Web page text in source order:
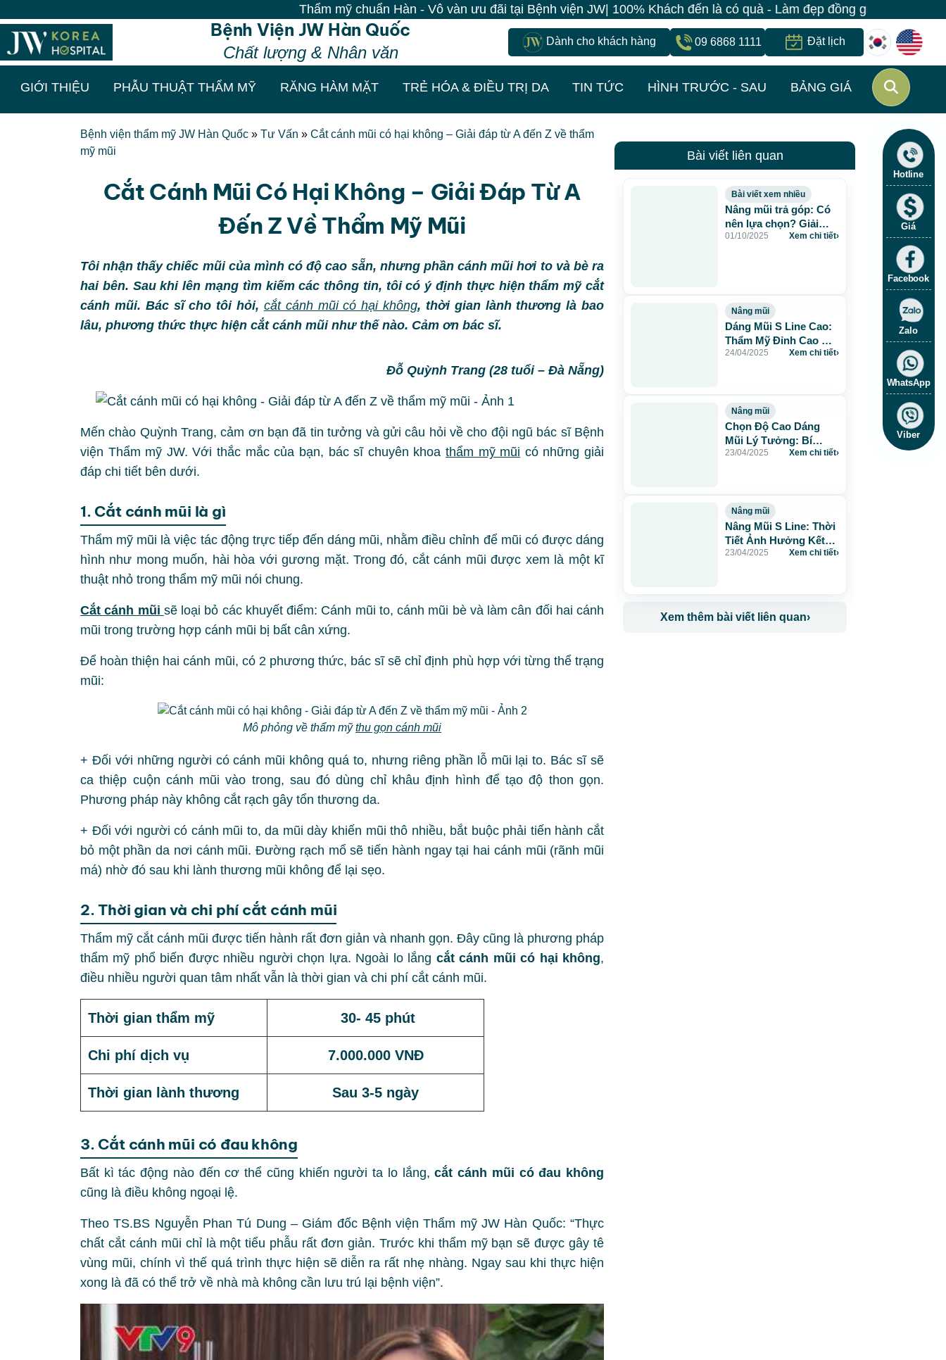
Thẩm mỹ chuẩn Hàn - Vô vàn ưu đãi tại Bệnh viện JW| 100% Khách đến là có quà - Làm đẹp đồng giá chỉ 499K - Đăng ký giữ suất
Bệnh Viện JW Hàn Quốc
Chất lượng & Nhân văn
Dành cho khách hàng 09 6868 1111 Đặt lịch
GIỚI THIỆU PHẪU THUẬT THẨM MỸ RĂNG HÀM MẶT TRẺ HÓA & ĐIỀU TRỊ DA TIN TỨC HÌNH TRƯỚC - SAU BẢNG GIÁ
Bệnh viện thẩm mỹ JW Hàn Quốc » Tư Vấn » Cắt cánh mũi có hại không – Giải đáp từ A đến Z về thẩm
mỹ mũi
Cắt Cánh Mũi Có Hại Không – Giải Đáp Từ A
Đến Z Về Thẩm Mỹ Mũi
Tôi nhận thấy chiếc mũi của mình có độ cao sẵn, nhưng phần cánh mũi hơi to và bè ra
hai bên. Sau khi lên mạng tìm kiếm các thông tin, tôi có ý định thực hiện thẩm mỹ cắt
cánh mũi. Bác sĩ cho tôi hỏi, cắt cánh mũi có hại không, thời gian lành thương là bao
lâu, phương thức thực hiện cắt cánh mũi như thế nào. Cảm ơn bác sĩ.
Đỗ Quỳnh Trang (28 tuổi – Đà Nẵng)
Mến chào Quỳnh Trang, cảm ơn bạn đã tin tưởng và gửi câu hỏi về cho đội ngũ bác sĩ Bệnh
viện Thẩm mỹ JW. Với thắc mắc của bạn, bác sĩ chuyên khoa thẩm mỹ mũi có những giải
đáp chi tiết bên dưới.
1. Cắt cánh mũi là gì
Thẩm mỹ mũi là việc tác động trực tiếp đến dáng mũi, nhằm điều chỉnh để mũi có được dáng
hình như mong muốn, hài hòa với gương mặt. Trong đó, cắt cánh mũi được xem là một kĩ
thuật nhỏ trong thẩm mỹ mũi nói chung.
Cắt cánh mũi sẽ loại bỏ các khuyết điểm: Cánh mũi to, cánh mũi bè và làm cân đối hai cánh
mũi trong trường hợp cánh mũi bị bất cân xứng.
Để hoàn thiện hai cánh mũi, có 2 phương thức, bác sĩ sẽ chỉ định phù hợp với từng thể trạng
mũi:
Mô phỏng về thẩm mỹthu gọn cánh mũi
+ Đối với những người có cánh mũi không quá to, nhưng riêng phần lỗ mũi lại to. Bác sĩ sẽ
ca thiệp cuộn cánh mũi vào trong, sau đó dùng chỉ khâu định hình để tạo độ thon gọn.
Phương pháp này không cắt rạch gây tổn thương da.
+ Đối với người có cánh mũi to, da mũi dày khiến mũi thô nhiều, bắt buộc phải tiến hành cắt
bỏ một phần da nơi cánh mũi. Đường rạch mổ sẽ tiến hành ngay tại hai cánh mũi (rãnh mũi
má) nhờ đó sau khi lành thương mũi không để lại sẹo.
2. Thời gian và chi phí cắt cánh mũi
Thẩm mỹ cắt cánh mũi được tiến hành rất đơn giản và nhanh gọn. Đây cũng là phương pháp
thẩm mỹ phổ biến được nhiều người chọn lựa. Ngoài lo lắng cắt cánh mũi có hại không,
điều nhiều người quan tâm nhất vẫn là thời gian và chi phí cắt cánh mũi.
Thời gian thẩm mỹ 30- 45 phút
Chi phí dịch vụ 7.000.000 VNĐ
Thời gian lành thương Sau 3-5 ngày
3. Cắt cánh mũi có đau không
Bất kì tác động nào đến cơ thể cũng khiến người ta lo lắng,cắt cánh mũi có đau không
cũng là điều không ngoại lệ.
Theo TS.BS Nguyễn Phan Tú Dung – Giám đốc Bệnh viện Thẩm mỹ JW Hàn Quốc: “Thực
chất cắt cánh mũi chỉ là một tiểu phẫu rất đơn giản. Trước khi thẩm mỹ bạn sẽ được gây tê
vùng mũi, chính vì thế quá trình thực hiện sẽ diễn ra rất nhẹ nhàng. Ngay sau khi thực hiện
xong là đã có thể trở về nhà mà không cần lưu trú lại bệnh viện”.
Bài viết liên quan
Bài viết xem nhiều
Nâng mũi trả góp: Có
nên lựa chọn? Giải
pháp an toàn tại Bệnh
01/10/2025 Xem chi tiết›
Nâng mũi
Dáng Mũi S Line Cao:
Thẩm Mỹ Đỉnh Cao Và
Phong Thủy Tài Lộc
24/04/2025 Xem chi tiết›
Nâng mũi
Chọn Độ Cao Dáng
Mũi Lý Tưởng: Bí
Quyết Nâng Mũi Đẹp
23/04/2025 Xem chi tiết›
Nâng mũi
Nâng Mũi S Line: Thời
Tiết Ảnh Hưởng Kết
Quả Phẫu Thuật
23/04/2025 Xem chi tiết›
Xem thêm bài viết liên quan›
Hotline
Giá
Facebook
Zalo
WhatsApp
Viber